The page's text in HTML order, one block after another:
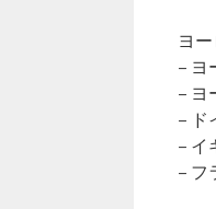
ヨ
– ヨ
– ヨ
– ド
– イ
– フ